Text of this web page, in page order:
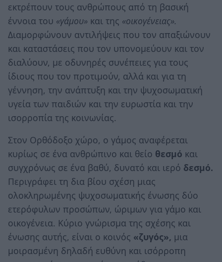
εκτρέπουν τους ανθρώπους από τη βασική
έννοια του «γάμου» και της «οικογένειας».
Διαμορφώνουν αντιλήψεις που τον απαξιώνουν
και καταστάσεις που τον υπονομεύουν και τον
διαλύουν, με οδυνηρές συνέπειες για τους
ίδιους που τον προτιμούν, αλλά και για τη
γέννηση, την ανάπτυξη και την ψυχοσωματική
υγεία των παιδιών και την ευρωστία και την
ισορροπία της κοινωνίας.
Στον Ορθόδοξο χώρο, ο γάμος αναφέρεται
κυρίως σε ένα ανθρώπινο και θείο θεσμό και
συγχρόνως σε ένα βαθύ, δυνατό και ιερό δεσμό.
Περιγράφει τη δια βίου σχέση μιας
ολοκληρωμένης ψυχοσωματικής ένωσης δύο
ετερόφυλων προσώπων, ώριμων για γάμο και
οικογένεια. Κύριο γνώρισμα της σχέσης και
ένωσης αυτής, είναι ο κοινός «ζυγός», μια
μοιρασμένη δηλαδή ευθύνη και ισόρροπη